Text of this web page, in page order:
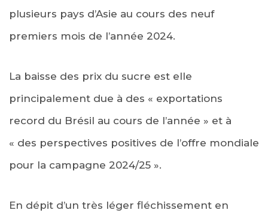
plusieurs pays d’Asie au cours des neuf
premiers mois de l’année 2024.
La baisse des prix du sucre est elle
principalement due à des « exportations
record du Brésil au cours de l’année » et à
« des perspectives positives de l’offre mondiale
pour la campagne 2024/25 ».
En dépit d’un très léger fléchissement en